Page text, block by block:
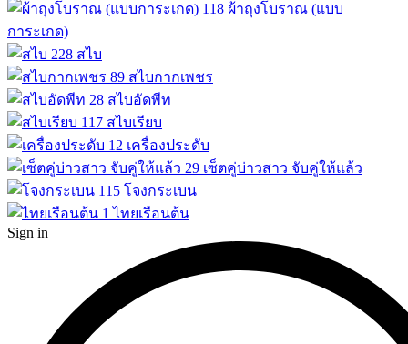
118 ผ้าถุงโบราณ (แบบ
การะเกด)
228 สไบ
89 สไบกากเพชร
28 สไบอัดพีท
117 สไบเรียบ
12 เครื่องประดับ
29 เซ็ตคู่บ่าวสาว จับคู่ให้แล้ว
115 โจงกระเบน
1 ไทยเรือนต้น
Sign in